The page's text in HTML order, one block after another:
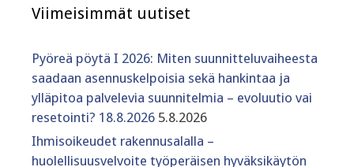
Viimeisimmät uutiset
Pyöreä pöytä I 2026: Miten suunnitteluvaiheesta
saadaan asennuskelpoisia sekä hankintaa ja
ylläpitoa palvelevia suunnitelmia – evoluutio vai
resetointi? 18.8.2026 5.8.2026
Ihmisoikeudet rakennusalalla –
huolellisuusvelvoite työperäisen hyväksikäytön